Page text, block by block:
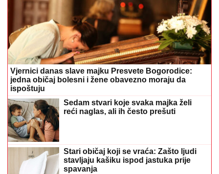
Vjernici danas slave majku Presvete Bogorodice:
jedna običaj bolesni i žene obavezno moraju da
ispoštuju
Sedam stvari koje svaka majka želi
reći naglas, ali ih često prešuti
Stari običaj koji se vraća: Zašto ljudi
stavljaju kašiku ispod jastuka prije
spavanja